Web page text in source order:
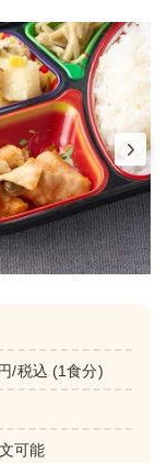
/税込 (1食分)
可能